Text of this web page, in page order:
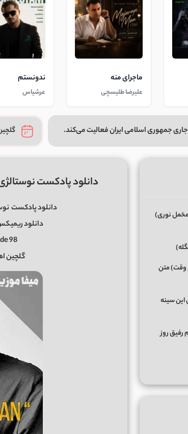
ماجرای منه
علیرضا طلیسچی
ندونستم
عرشیاس
جمهوری اسلامی ایران فعالیت می‌کند.
دانلود پادکست نوستالژی پی ام سی رویال
دانلود پادکست
دانلود
98
گلچین
نوری)
وقت) متن
این سینه
رفیق روز